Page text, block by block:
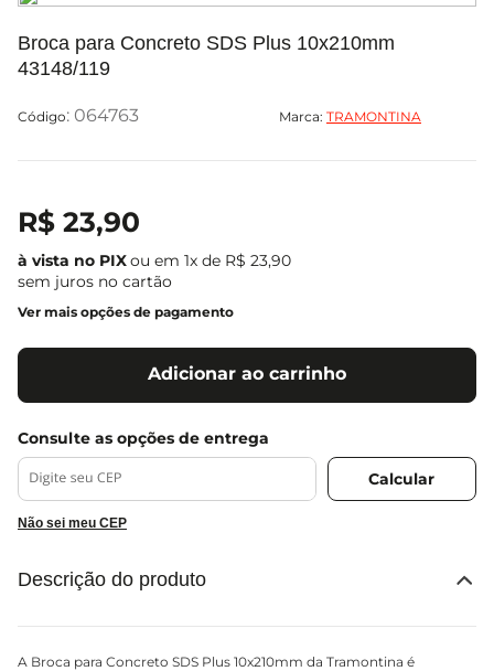
Broca para Concreto SDS Plus 10x210mm
43148/119
: 064763 Marca: TRAMONTINA
R$ 23,90
ou em 1x de R$ 23,90
sem juros no cartão
Ver mais opções de pagamento
Adicionar ao carrinho
Não sei meu CEP
Descrição do produto
A Broca para Concreto SDS Plus 10x210mm da Tramontina é
4º
4